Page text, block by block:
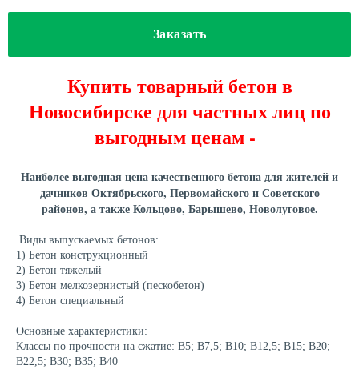
Заказать
Купить товарный бетон в
Новосибирске для частных лиц по
выгодным ценам -
Наиболее выгодная цена качественного бетона для жителей и
дачников Октябрьского, Первомайского и Советского
районов, а также Кольцово, Барышево, Новолуговое.
Виды выпускаемых бетонов:
1) Бетон конструкционный
2) Бетон тяжелый
3) Бетон мелкозернистый (пескобетон)
4) Бетон специальный
Основные характеристики:
Классы по прочности на сжатие: В5; В7,5; В10; В12,5; В15; В20;
В22,5; В30; В35; В40